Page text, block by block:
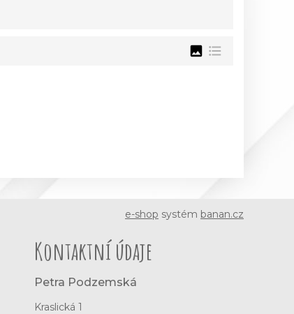
image format_list_bulleted
e-shop systém banan.cz
Kontaktní údaje
Petra Podzemská
Kraslická 1